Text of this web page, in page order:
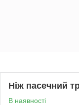
Ніж пасечний
В наявності